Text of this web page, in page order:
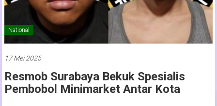
National
17 Mei 2025
Resmob Surabaya Bekuk Spesialis
Pembobol Minimarket Antar Kota